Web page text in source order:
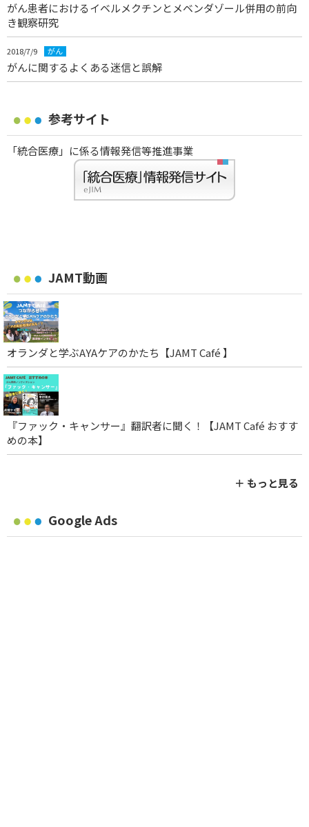
がん患者におけるイベルメクチンとメベンダゾール併用の前向
き観察研究
2018/7/9 がん
がんに関するよくある迷信と誤解
参考サイト
「統合医療」に係る情報発信等推進事業
JAMT動画
オランダと学ぶAYAケアのかたち【JAMT Café 】
『ファック・キャンサー』翻訳者に聞く！【JAMT Café おすす
めの本】
＋ もっと見る
Google Ads